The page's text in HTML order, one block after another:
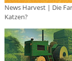
News Harvest | Die
Katzen?